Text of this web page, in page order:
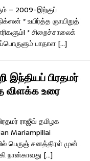
– 2009-இற்குப்
* உயிர்த்த ஞாயிறுத்
* சிறைச்சாலைக்
பாதாள […]
இந்தியப் பிரதமர்
விளக்க உரை
ராஜீவ் தமிழக
Mariampillai
பெருஞ் சனத்திரள் முன்
நான்காவது […]